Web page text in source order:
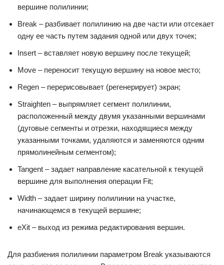
вершине полилинии;
Break – разбивает полилинию на две части или отсекает
одну ее часть путем задания одной или двух точек;
Insert – вставляет новую вершину после текущей;
Move – переносит текущую вершину на новое место;
Regen – перерисовывает (регенерирует) экран;
Straighten – выпрямляет сегмент полилинии,
расположенный между двумя указанными вершинами
(дуговые сегменты и отрезки, находящиеся между
указанными точками, удаляются и заменяются одним
прямолинейным сегментом);
Tangent – задает направление касательной к текущей
вершине для выполнения операции Fit;
Width – задает ширину полилинии на участке,
начинающемся в текущей вершине;
eXit – выход из режима редактирования вершин.
Для разбиения полилинии параметром Break указываются